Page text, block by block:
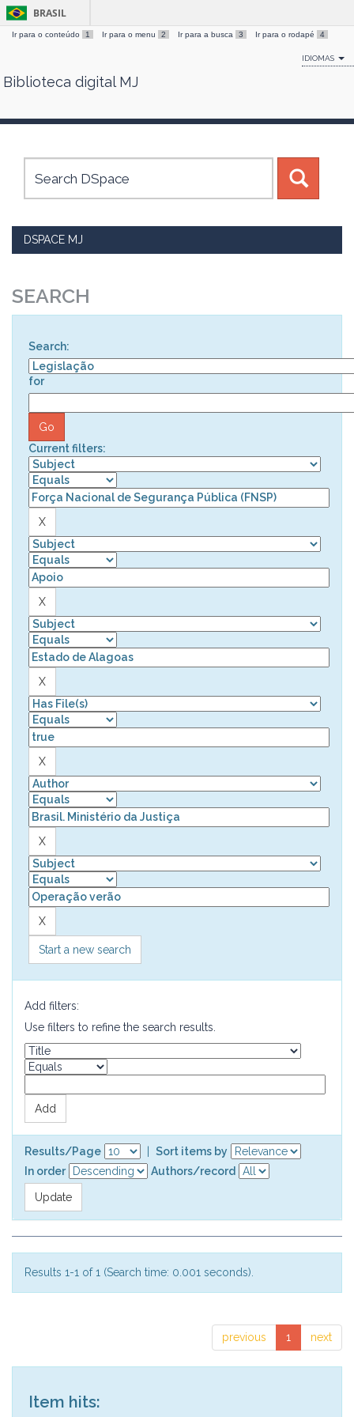
Skip
BRASIL
Ir para o conteúdo 1 Ir para o menu 2 Ir para a busca 3 Ir para o rodapé 4
IDIOMAS
Biblioteca digital MJ
DSPACE MJ
SEARCH
Search:
for
Current filters:
Start a new search
Add filters:
Use filters to refine the search results.
Results/Page
Sort items by
In order
Authors/record
Results 1-1 of 1 (Search time: 0.001 seconds).
previous 1 next
Item hits: